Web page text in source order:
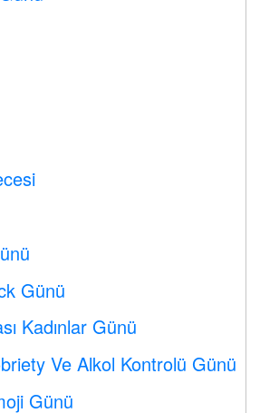
Günü
Kadınlar Günü
Ve Alkol Kontrolü Günü
Günü